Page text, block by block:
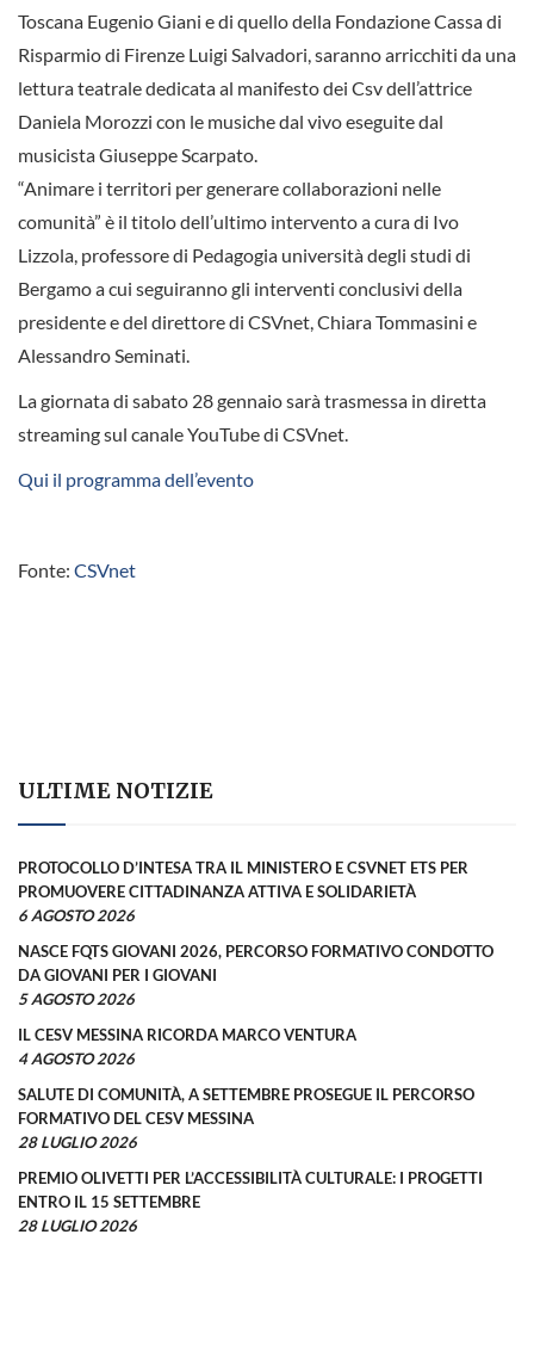
Toscana Eugenio Giani e di quello della Fondazione Cassa di
Risparmio di Firenze Luigi Salvadori, saranno arricchiti da una
lettura teatrale dedicata al manifesto dei Csv dell’attrice
Daniela Morozzi con le musiche dal vivo eseguite dal
musicista Giuseppe Scarpato.
“Animare i territori per generare collaborazioni nelle
comunità” è il titolo dell’ultimo intervento a cura di Ivo
Lizzola, professore di Pedagogia università degli studi di
Bergamo a cui seguiranno gli interventi conclusivi della
presidente e del direttore di CSVnet, Chiara Tommasini e
Alessandro Seminati.
La giornata di sabato 28 gennaio sarà trasmessa in diretta
streaming sul canale YouTube di CSVnet.
Qui il programma dell’evento
Fonte: CSVnet
ULTIME NOTIZIE
PROTOCOLLO D’INTESA TRA IL MINISTERO E CSVNET ETS PER
PROMUOVERE CITTADINANZA ATTIVA E SOLIDARIETÀ
6 AGOSTO 2026
NASCE FQTS GIOVANI 2026, PERCORSO FORMATIVO CONDOTTO
DA GIOVANI PER I GIOVANI
5 AGOSTO 2026
IL CESV MESSINA RICORDA MARCO VENTURA
4 AGOSTO 2026
SALUTE DI COMUNITÀ, A SETTEMBRE PROSEGUE IL PERCORSO
FORMATIVO DEL CESV MESSINA
28 LUGLIO 2026
PREMIO OLIVETTI PER L’ACCESSIBILITÀ CULTURALE: I PROGETTI
ENTRO IL 15 SETTEMBRE
28 LUGLIO 2026